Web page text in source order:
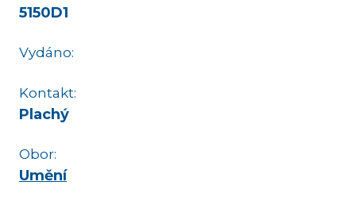
5150D1
Vydáno:
Kontakt:
Plachý
Obor:
Umění